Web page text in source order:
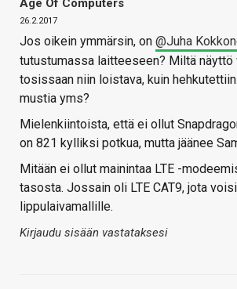
Age Of Computers
26.2.2017
Jos oikein ymmärsin, on @Juha
tutustumassa laitteeseen? Miltä näyttö
tosissaan niin loistava, kuin
mustia yms?
Mielenkiintoista, että ei ollut
on 821 kylliksi potkua, mutta jäänee
Mitään ei ollut mainintaa LTE -
tasosta. Jossain oli LTE CAT9, jota
lippulaivamallille.
Kirjaudu sisään vastataksesi